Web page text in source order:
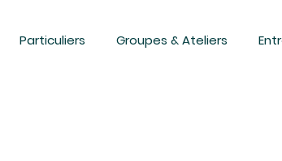
Particuliers Groupes & Ateliers